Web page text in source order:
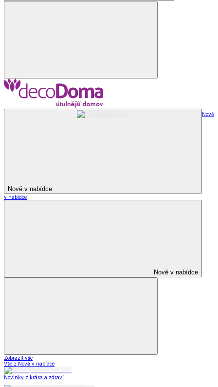
Nově v nabídce
Nově
v nabídce
Nově v nabídce
Zobrazit vše
Vše z Nově v nabídce
Novinky z krása a zdraví